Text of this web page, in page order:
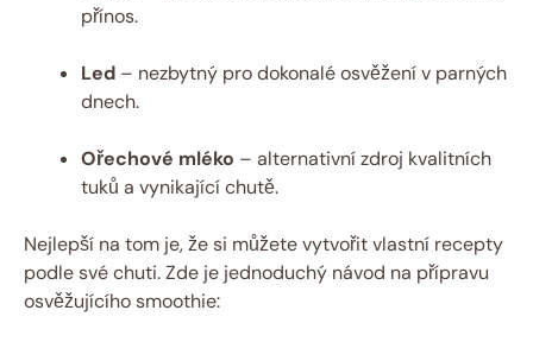
přínos.
Led – nezbytný pro dokonalé osvěžení v parných
dnech.
Ořechové mléko – alternativní zdroj kvalitních
tuků a vynikající chutě.
Nejlepší na tom je, že si můžete vytvořit vlastní recepty
podle své chuti. Zde je jednoduchý návod na přípravu
osvěžujícího smoothie: